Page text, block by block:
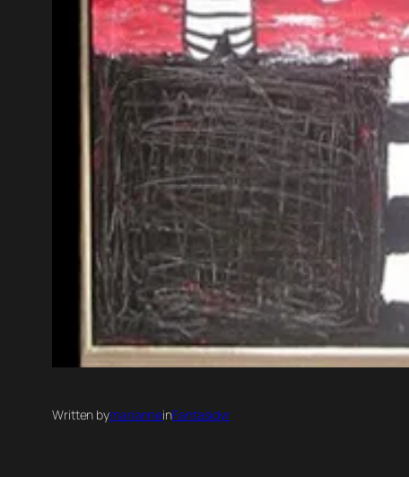
Written bymarianneinFantasidyr